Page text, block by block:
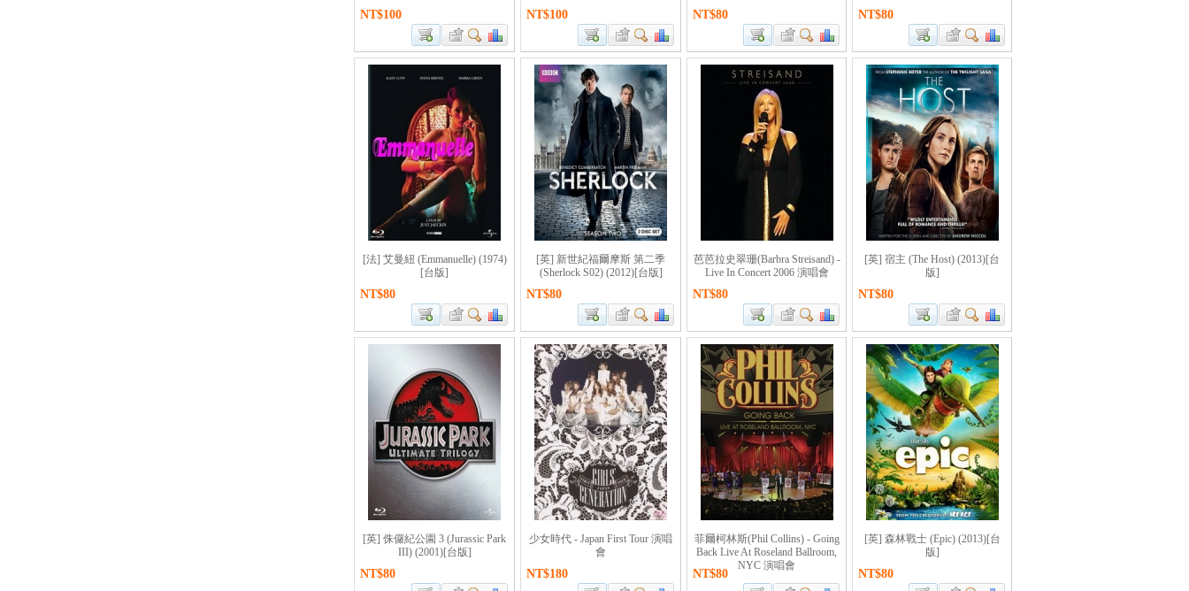
NT$100 NT$100 NT$80 NT$80
[法] 艾曼紐 (Emmanuelle) (1974)
[台版]
NT$80
[英] 新世紀福爾摩斯 第二季
(Sherlock S02) (2012)[台版]
NT$80
芭芭拉史翠珊(Barbra Streisand) -
Live In Concert 2006 演唱會
NT$80
[英] 宿主 (The Host) (2013)[台
版]
NT$80
[英] 侏儸紀公園 3 (Jurassic Park
III) (2001)[台版]
NT$80
少女時代 - Japan First Tour 演唱
會
NT$180
菲爾柯林斯(Phil Collins) - Going
Back Live At Roseland Ballroom,
NYC 演唱會
NT$80
[英] 森林戰士 (Epic) (2013)[台
版]
NT$80